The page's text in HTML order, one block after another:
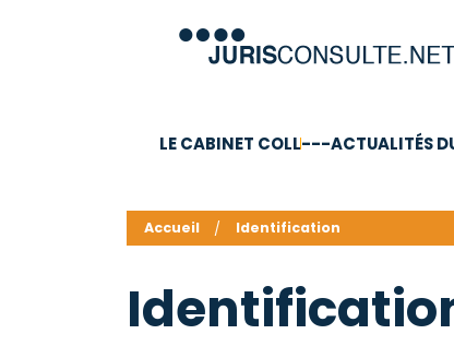
LE CABINET COLL---ACTUALITÉS
Accueil Identification